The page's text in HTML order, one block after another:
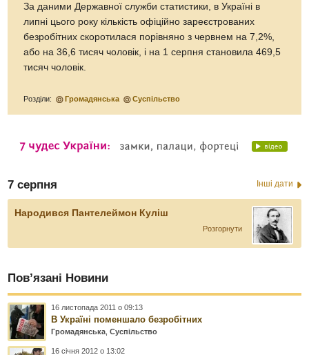
За даними Державної служби статистики, в Україні в
липні цього року кількість офіційно зареєстрованих
безробітних скоротилася порівняно з червнем на 7,2%,
або на 36,6 тисяч чоловік, і на 1 серпня становила 469,5
тисяч чоловік.
Розділи: Громадянська Суспільство
7 серпня Інші дати
Народився Пантелеймон Куліш
Розгорнути
Пов’язані Новини
16 листопада 2011 о 09:13
В Україні поменшало безробітних
Громадянська ,Суспільство
16 січня 2012 о 13:02